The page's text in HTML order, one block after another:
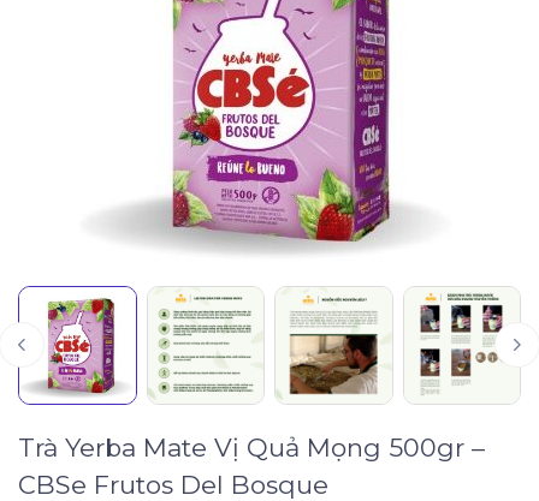
Trà Yerba Mate Vị Quả Mọng 500gr –
CBSe Frutos Del Bosque